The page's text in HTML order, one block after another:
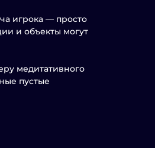
игрока — просто
и объекты могут
медитативного
пустые